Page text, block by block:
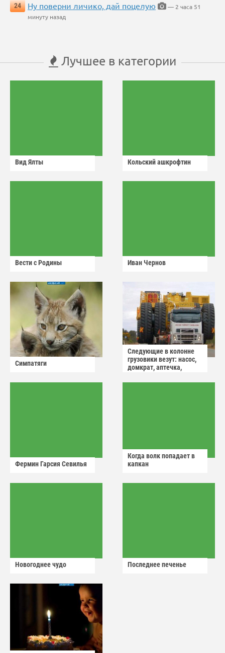
24
Ну поверни личико, дай поцелую
— 2 часа 51
минуту назад
Лучшее в категории
Вид Ялты Кольский ашкрофтин
Вести с Родины Иван Чернов
Симпатяги
Следующие в колонне
грузовики везут: насос,
домкрат, аптечка,
Фермин Гарсия Севилья
Когда волк попадает в
капкан
Новогоднее чудо Последнее печенье